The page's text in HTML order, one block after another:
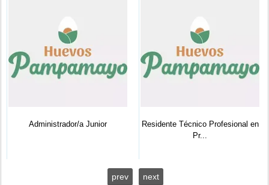
Administrador/a Junior
Residente Técnico Profesional en
Pr...
prev next